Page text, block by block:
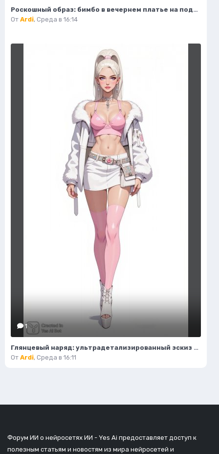
Роскошный образ: бимбо в вечернем платье на подиуме. Генерация из нейронной сети Flux 1
От Ardi, Среда в 16:14
1
Глянцевый наряд: ультрадетализированный эскиз моды и гламура в стиле пастель. Картинка из нейронной сети Flux Ai
От Ardi, Среда в 16:11
Форум ИИ о нейросетях ИИ - Yes Ai предоставляет доступ к
полезным статьям и новостям из мира нейросетей и